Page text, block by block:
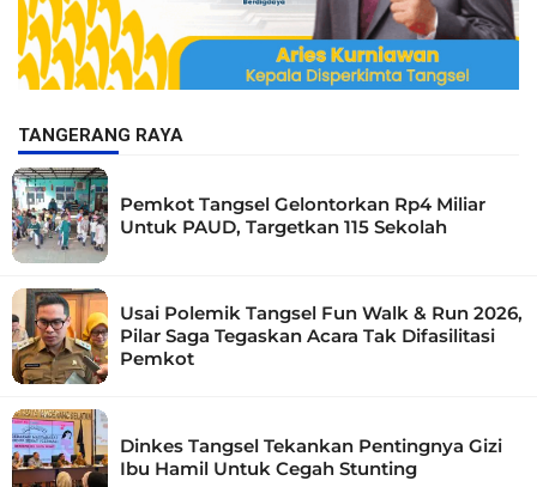
TANGERANG RAYA
Pemkot Tangsel Gelontorkan Rp4 Miliar
Untuk PAUD, Targetkan 115 Sekolah
Usai Polemik Tangsel Fun Walk & Run 2026,
Pilar Saga Tegaskan Acara Tak Difasilitasi
Pemkot
Dinkes Tangsel Tekankan Pentingnya Gizi
Ibu Hamil Untuk Cegah Stunting